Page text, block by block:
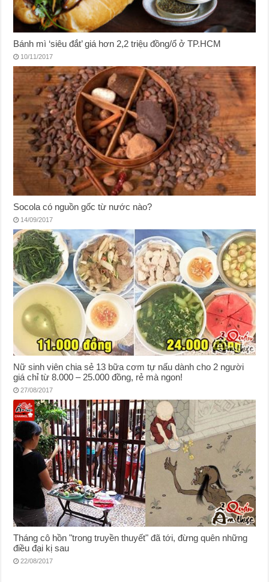
Bánh mì ‘siêu đắt’ giá hơn 2,2 triệu đồng/ổ ở TP.HCM
10/11/2017
Socola có nguồn gốc từ nước nào?
14/09/2017
Nữ sinh viên chia sẻ 13 bữa cơm tự nấu dành cho 2 người
giá chỉ từ 8.000 – 25.000 đồng, rẻ mà ngon!
27/08/2017
Tháng cô hồn "trong truyền thuyết" đã tới, đừng quên những
điều đại kị sau
22/08/2017